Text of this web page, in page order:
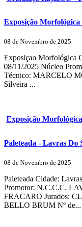
Exposição
08 de Novembro de 2025
Exposiçao Morfológica
08/11/2025 Núcleo
Técnico: MARCELO
Silveira ...
Exposição
Paleteada - Lavras Do
08 de Novembro de 2025
Paleteada Cidade:
Promotor: N.C.C.C.
FRACARO Jurados:
BELLO BRUM Nº de...